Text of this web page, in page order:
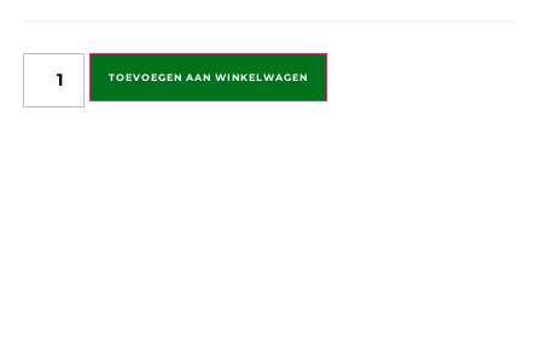
TOEVOEGEN AAN WINKELWAGEN